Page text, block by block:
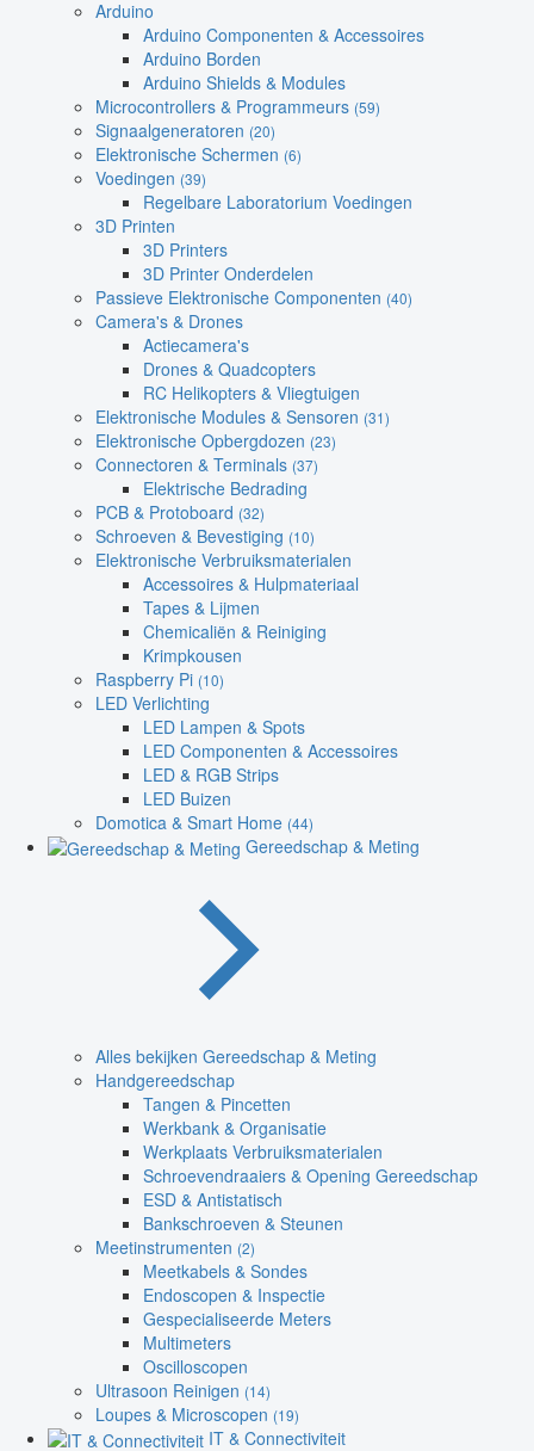
Arduino
Arduino Componenten & Accessoires
Arduino Borden
Arduino Shields & Modules
Microcontrollers & Programmeurs (59)
Signaalgeneratoren (20)
Elektronische Schermen (6)
Voedingen (39)
Regelbare Laboratorium Voedingen
3D Printen
3D Printers
3D Printer Onderdelen
Passieve Elektronische Componenten (40)
Camera's & Drones
Actiecamera's
Drones & Quadcopters
RC Helikopters & Vliegtuigen
Elektronische Modules & Sensoren (31)
Elektronische Opbergdozen (23)
Connectoren & Terminals (37)
Elektrische Bedrading
PCB & Protoboard (32)
Schroeven & Bevestiging (10)
Elektronische Verbruiksmaterialen
Accessoires & Hulpmateriaal
Tapes & Lijmen
Chemicaliën & Reiniging
Krimpkousen
Raspberry Pi (10)
LED Verlichting
LED Lampen & Spots
LED Componenten & Accessoires
LED & RGB Strips
LED Buizen
Domotica & Smart Home (44)
Gereedschap & Meting
Alles bekijken Gereedschap & Meting
Handgereedschap
Tangen & Pincetten
Werkbank & Organisatie
Werkplaats Verbruiksmaterialen
Schroevendraaiers & Opening Gereedschap
ESD & Antistatisch
Bankschroeven & Steunen
Meetinstrumenten (2)
Meetkabels & Sondes
Endoscopen & Inspectie
Gespecialiseerde Meters
Multimeters
Oscilloscopen
Ultrasoon Reinigen (14)
Loupes & Microscopen (19)
IT & Connectiviteit